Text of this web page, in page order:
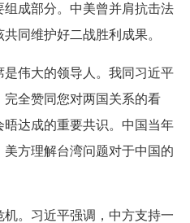
成部分。中美曾并肩抗击法
同维护好二战胜利成果。
伟大的领导人。我同习近平
全赞同您对两国关系的看
达成的重要共识。中国当年
方理解台湾问题对于中国的
。习近平强调，中方支持一